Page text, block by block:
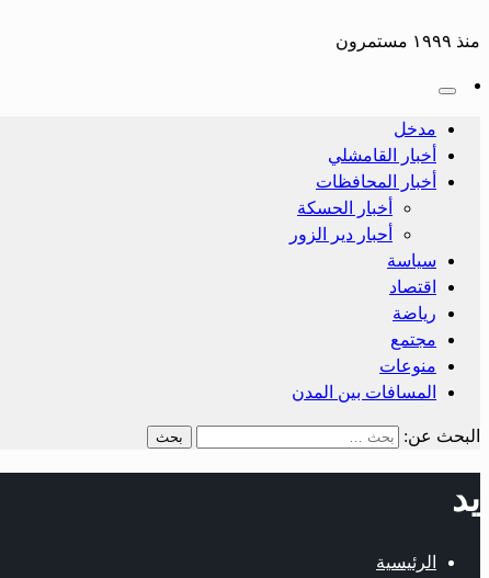
منذ ١٩٩٩ مستمرون
مدخل
أخبار القامشلي
أخبار المحافظات
أخبار الحسكة
أحبار دير الزور
سياسة
اقتصاد
رياضة
مجتمع
منوعات
المسافات بين المدن
البحث عن:
يد
الرئيسية